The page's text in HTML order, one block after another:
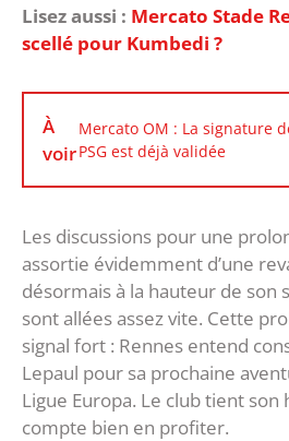
Lisez aussi : Mercato Stade
scellé pour Kumbedi ?
À
voir
Mercato OM : La signature
PSG est déjà validée
Les discussions pour une
assortie évidemment d’une
désormais à la hauteur de son
sont allées assez vite. Cette
signal fort : Rennes entend
Lepaul pour sa prochaine
Ligue Europa. Le club tient
compte bien en profiter.